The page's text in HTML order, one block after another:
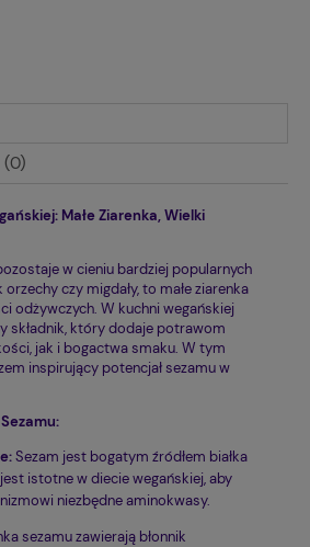
(0)
Małe Ziarenka, Wielki
w cieniu bardziej popularnych
czy migdały, to małe ziarenka
odżywczych. W kuchni wegańskiej
składnik, który dodaje potrawom
jak i bogactwa smaku. W tym
inspirujący potencjał sezamu w
Sezam jest bogatym źródłem białka
istotne w diecie wegańskiej, aby
niezbędne aminokwasy.
sezamu zawierają błonnik